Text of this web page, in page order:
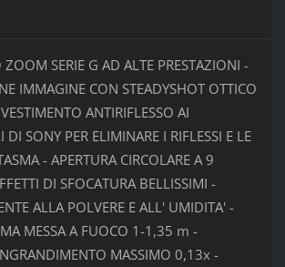
ZOOM SERIE G AD ALTE PRESTAZIONI -
IMMAGINE CON STEADYSHOT OTTICO
ANTIRIFLESSO AI
DI SONY PER ELIMINARE I RIFLESSI E LE
- APERTURA CIRCOLARE A 9
DI SFOCATURA BELLISSIMI -
ALLA POLVERE E ALL' UMIDITA' -
MESSA A FUOCO 1-1,35 m -
MASSIMO 0,13x -